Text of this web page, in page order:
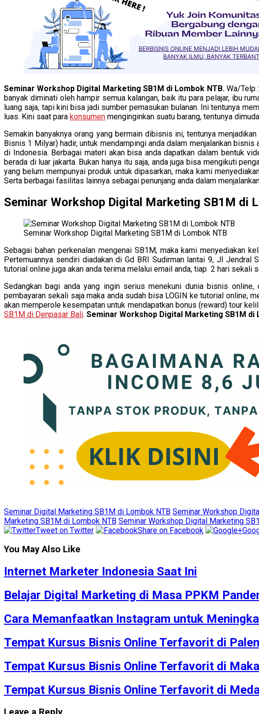
Seminar Workshop Digital Marketing SB1M di Lombok NTB. Wa/Telp
banyak diminati oleh hampir semua kalangan, baik itu para pelajar, ibu
luang saja, tapi kini bisa jadi sumber pemasukan bulanan. Ini tentunya
luas. Kini saat para konsumen menginginkan suatu barang, tentunya
Semakin banyaknya orang yang bermain dibisnis ini, tentunya
Bisnis 1 Milyar) hadir, untuk mendampingi anda dalam menjalankan
di Indonesia. Berbagai materi akan bisa anda dapatkan dalam bentuk
berada di luar jakarta. Bukan hanya itu saja, anda juga bisa mengikuti
yang belum mempunyai produk untuk dipasarkan, maka kami
Serta berbagai fasilitas lainnya sebagai penunjang anda dalam
Seminar Workshop Digital Marketing SB1M di
Seminar Workshop Digital Marketing SB1M di Lombok NTB
Sebagai bahan perkenalan mengenai SB1M, maka kami menyediakan
Pertemuannya sendiri diadakan di Gd BRI Sudirman lantai 9, Jl
tutorial online juga akan anda terima melalui email anda, tiap 2 hari sekali
Sedangkan bagi anda yang ingin serius menekuni dunia bisnis
pembayaran sekali saja maka anda sudah bisa LOGIN ke tutorial online,
akan memperole kesempatan untuk mendapatkan bonus (reward) tour
SB1M di Denpasar Bali. Seminar Workshop Digital Marketing SB1M di
Seminar Digital Marketing SB1M di Lombok NTB Seminar Workshop
Marketing SB1M di Lombok NTB Seminar Workshop Digital Marketing
Tweet on Twitter
Share on Facebook
You May Also Like
Internet Marketer Indonesia Saat Ini
Belajar Digital Marketing di Masa PPKM
Cara Memanfaatkan Instagram untuk
Tempat Kursus Bisnis Online Terfavorit di
Tempat Kursus Bisnis Online Terfavorit di
Tempat Kursus Bisnis Online Terfavorit di
Leave a Reply